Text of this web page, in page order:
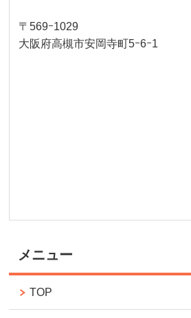
〒569ｰ1029
大阪府高槻市安岡寺町5ｰ6ｰ1
メニュー
TOP